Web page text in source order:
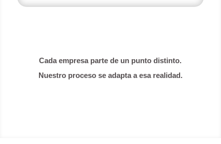
Cada empresa parte de un punto distinto.
Nuestro proceso se adapta a esa realidad.